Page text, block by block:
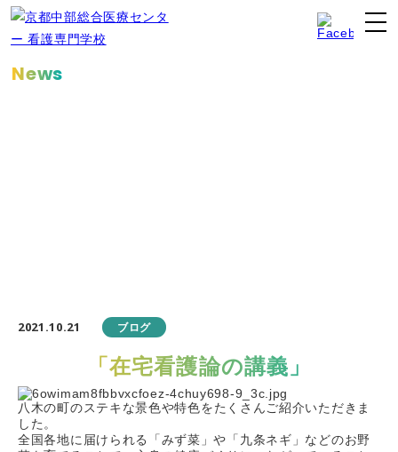
News
2021.10.21 ブログ
「在宅看護論の講義」
八木の町のステキな景色や特色をたくさんご紹介いただきま
した。
全国各地に届けられる「みず菜」や「九条ネギ」などのお野